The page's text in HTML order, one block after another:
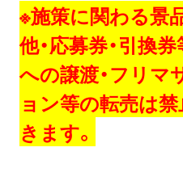
※施策に関わる景
他・応募券・引換
への譲渡・フリ
ョン等の転売は
きます。